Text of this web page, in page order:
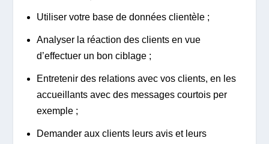
Utiliser votre base de données clientèle ;
Analyser la réaction des clients en vue
d’effectuer un bon ciblage ;
Entretenir des relations avec vos clients, en les
accueillants avec des messages courtois per
exemple ;
Demander aux clients leurs avis et leurs